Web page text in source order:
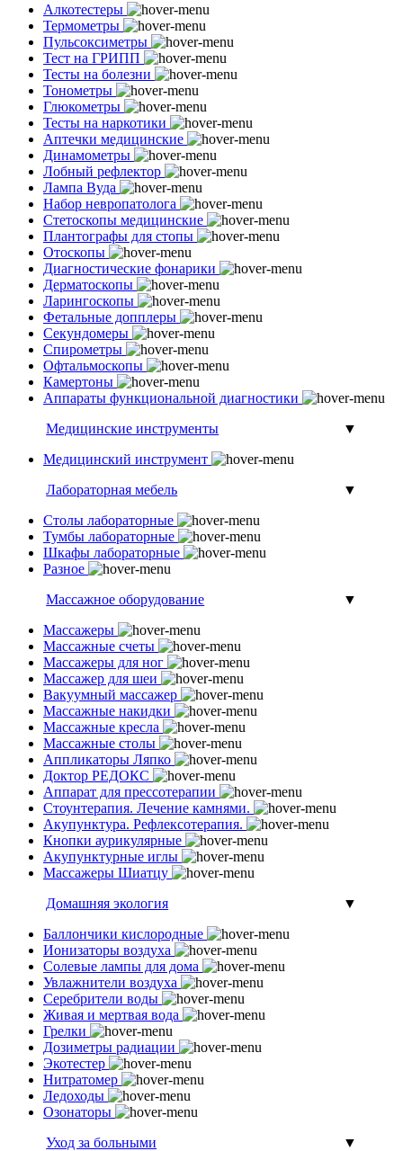
Алкотестеры
Термометры
Пульсоксиметры
Тест на ГРИПП
Тесты на болезни
Тонометры
Глюкометры
Тесты на наркотики
Аптечки медицинские
Динамометры
Лобный рефлектор
Лампа Вуда
Набор невропатолога
Стетоскопы медицинские
Плантографы для стопы
Отоскопы
Диагностические фонарики
Дерматоскопы
Ларингоскопы
Фетальные допплеры
Секундомеры
Спирометры
Офтальмоскопы
Камертоны
Аппараты функциональной диагностики
Медицинские инструменты
▼
Медицинский инструмент
Лабораторная мебель
▼
Столы лабораторные
Тумбы лабораторные
Шкафы лабораторные
Разное
Массажное оборудование
▼
Массажеры
Массажные счеты
Массажеры для ног
Массажер для шеи
Вакуумный массажер
Массажные накидки
Массажные кресла
Массажные столы
Аппликаторы Ляпко
Доктор РЕДОКС
Аппарат для прессотерапии
Стоунтерапия. Лечение камнями.
Акупунктура. Рефлексотерапия.
Кнопки аурикулярные
Акупунктурные иглы
Массажеры Шиатцу
Домашняя экология
▼
Баллончики кислородные
Ионизаторы воздуха
Солевые лампы для дома
Увлажнители воздуха
Серебрители воды
Живая и мертвая вода
Грелки
Дозиметры радиации
Экотестер
Нитратомер
Ледоходы
Озонаторы
Уход за больными
▼